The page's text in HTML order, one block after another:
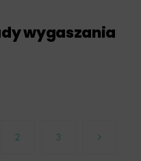
wygaszania
2 3